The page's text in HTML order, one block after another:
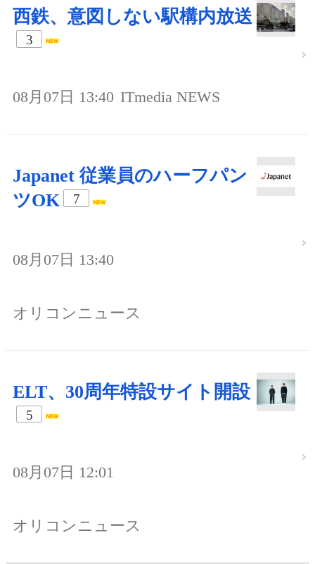
西鉄、意図しない駅構内放送
3
08月07日 13:40 ITmedia NEWS
Japanet 従業員のハーフパン
ツOK
7
08月07日 13:40
オリコンニュース
ELT、30周年特設サイト開設
5
08月07日 12:01
オリコンニュース